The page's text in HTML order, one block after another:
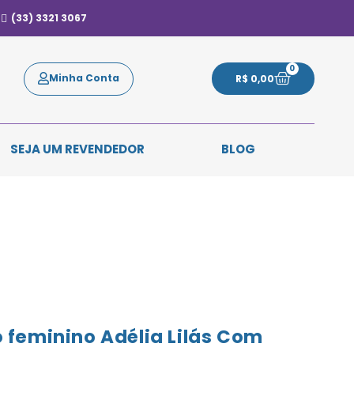
(33) 3321 3067
Minha Conta R$ 0,00
0
SEJA UM REVENDEDOR BLOG
feminino Adélia Lilás Com